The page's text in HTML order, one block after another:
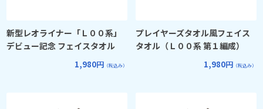
新型レオライナー「Ｌ００系」
デビュー記念 フェイスタオル
1,980円 （税込み）
プレイヤーズタオル風フェイス
タオル（Ｌ００系 第１編成）
1,980円 （税込み）